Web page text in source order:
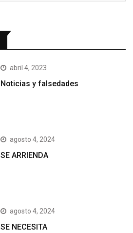
abril 4, 2023
Noticias y falsedades
agosto 4, 2024
SE ARRIENDA
agosto 4, 2024
SE NECESITA